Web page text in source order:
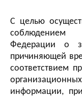
С целью
соблюдением
Федерации о
причиняющей
соответствием
информации,